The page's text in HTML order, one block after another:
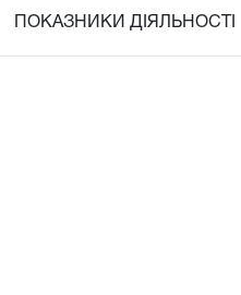
ПОКАЗНИКИ ДІЯЛЬНОСТІ